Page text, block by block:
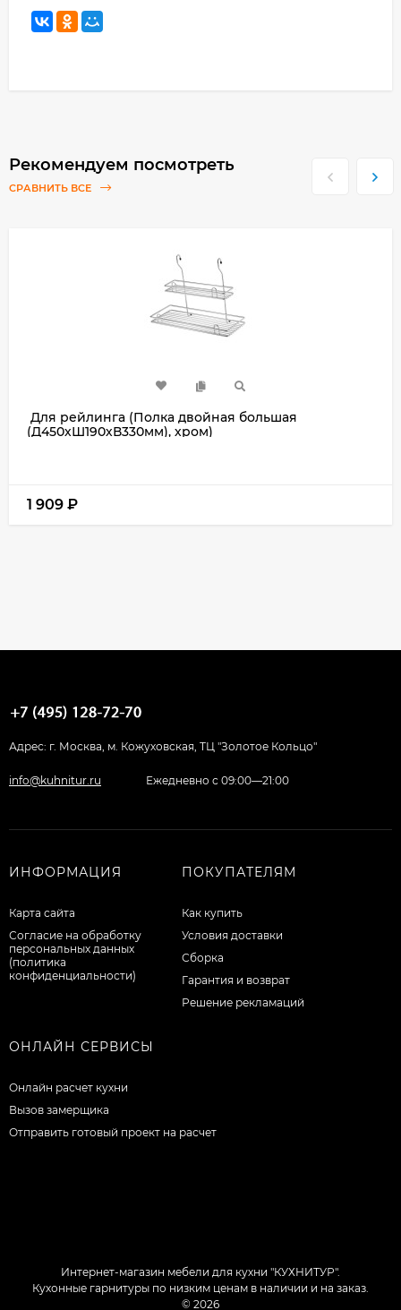
Рекомендуем посмотреть
СРАВНИТЬ ВСЕ
Для рейлинга (Полка двойная большая
(Д450хШ190хВ330мм), хром)
1 909 ₽
Адрес: г. Москва, м. Кожуховская, ТЦ "Золотое Кольцо"
info@kuhnitur.ru Ежедневно с 09:00—21:00
ИНФОРМАЦИЯ
Карта сайта
Согласие на обработку
персональных данных
(политика
конфиденциальности)
ПОКУПАТЕЛЯМ
Как купить
Условия доставки
Сборка
Гарантия и возврат
Решение рекламаций
ОНЛАЙН СЕРВИСЫ
Онлайн расчет кухни
Вызов замерщика
Отправить готовый проект на расчет
Интернет-магазин мебели для кухни "КУХНИТУР".
Кухонные гарнитуры по низким ценам в наличии и на заказ.
© 2026